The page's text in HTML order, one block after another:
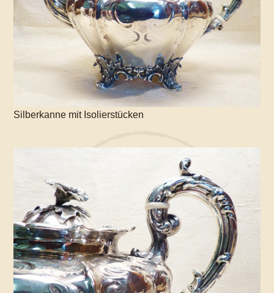
Silberkanne mit Isolierstücken